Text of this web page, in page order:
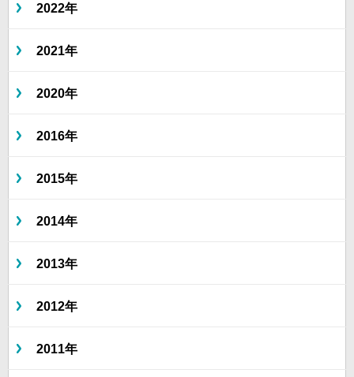
2022年
2021年
2020年
2016年
2015年
2014年
2013年
2012年
2011年